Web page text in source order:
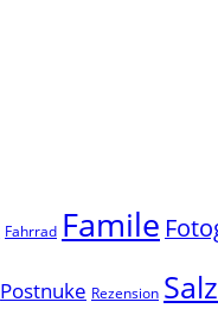
Fahrrad Famile
Postnuke Rezension